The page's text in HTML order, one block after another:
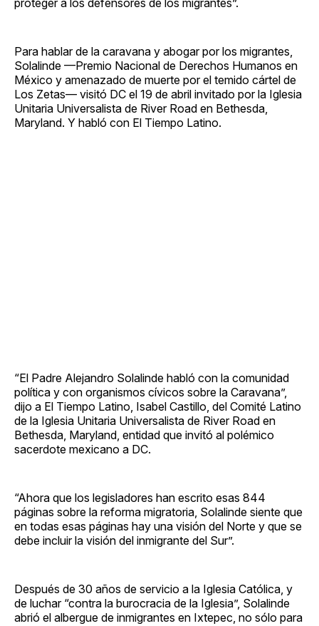
proteger a los defensores de los migrantes”.
Para hablar de la caravana y abogar por los migrantes,
Solalinde —Premio Nacional de Derechos Humanos en
México y amenazado de muerte por el temido cártel de
Los Zetas— visitó DC el 19 de abril invitado por la Iglesia
Unitaria Universalista de River Road en Bethesda,
Maryland. Y habló con El Tiempo Latino.
“El Padre Alejandro Solalinde habló con la comunidad
política y con organismos cívicos sobre la Caravana”,
dijo a El Tiempo Latino, Isabel Castillo, del Comité Latino
de la Iglesia Unitaria Universalista de River Road en
Bethesda, Maryland, entidad que invitó al polémico
sacerdote mexicano a DC.
“Ahora que los legisladores han escrito esas 844
páginas sobre la reforma migratoria, Solalinde siente que
en todas esas páginas hay una visión del Norte y que se
debe incluir la visión del inmigrante del Sur”.
Después de 30 años de servicio a la Iglesia Católica, y
de luchar “contra la burocracia de la Iglesia”, Solalinde
abrió el albergue de inmigrantes en Ixtepec, no sólo para